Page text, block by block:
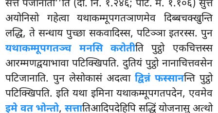
सत्ते पजानाती’’ति (दी. नि. १.२४६; पटि. म. १.१०६) सुत्तं
अयोनिसो गहेत्वा यथाकम्मूपगतञाणमेव दिब्बचक्खुन्ति
लद्धि, ते सन्धाय पुच्छा सकवादिस्स, पटिञ्ञा इतरस्स. पुन
यथाकम्मूपगतञ्च मनसि करोतीति पुट्ठो एकचित्तस्स
आरम्मणद्वयाभावा पटिक्खिपति. दुतियं पुट्ठो नानाचित्तवसेन
पटिजानाति. पुन लेसोकासं अदत्वा द्विन्नं फस्सानन्ति पुट्ठो
पटिक्खिपति. इति यथा इमिना यथाकम्मूपगतपदेन, एवमेव
इमे वत भोन्तो,सत्तातिआदिपदेहिपि सद्धिं योजनासु अत्थो